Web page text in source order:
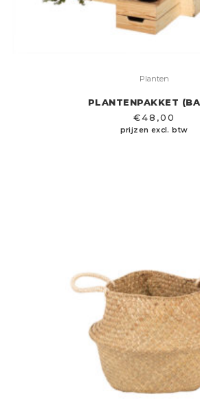
Planten
PLANTENPAKKET
€48,00
prijzen excl. btw